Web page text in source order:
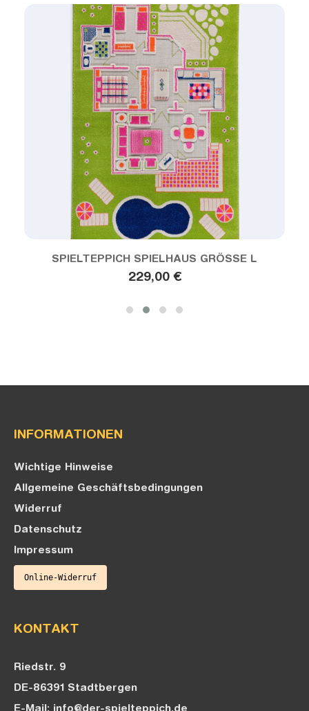
ANSEHEN
SPIELTEPPICH SPIELHAUS GRÖSSE L
229,00 €
INFORMATIONEN
Wichtige Hinweise
Allgemeine Geschäftsbedingungen
Widerruf
Datenschutz
Impressum
Online-Widerruf
KONTAKT
Riedstr. 9
DE-86391 Stadtbergen